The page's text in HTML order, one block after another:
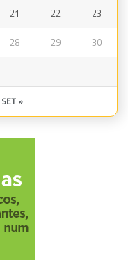
21 22 23
28 29 30
SET »